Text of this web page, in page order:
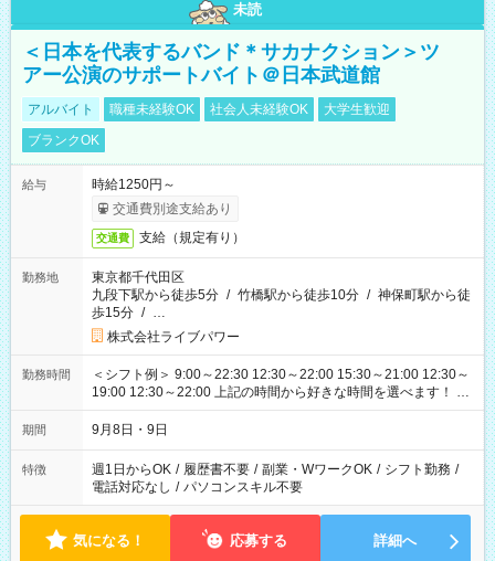
未読
＜日本を代表するバンド＊サカナクション＞ツ
アー公演のサポートバイト＠日本武道館
アルバイト 職種未経験OK 社会人未経験OK
大学生歓迎
ブランクOK
給与
時給1250円～
交通費別途支給あり
交通費 支給（規定有り）
勤務地
東京都千代田区
九段下駅から徒歩5分 / 竹橋駅から徒歩10分 / 神保町駅から徒
歩15分 / …
株式会社ライブパワー
勤務時間
＜シフト例＞ 9:00～22:30 12:30～22:00 15:30～21:00 12:30～
19:00 12:30～22:00 上記の時間から好きな時間を選べます！ ※
時間は変更となる可能性があります
期間 9月8日・9日
特徴 週1日からOK / 履歴書不要 / 副業・WワークOK / シフト勤務 /
電話対応なし / パソコンスキル不要
気になる！ 応募する 詳細へ